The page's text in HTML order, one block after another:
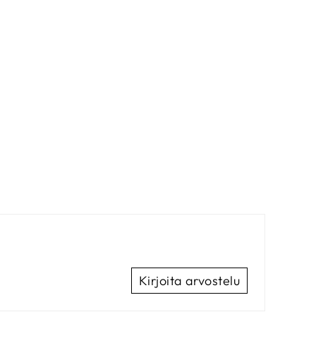
Kirjoita arvostelu